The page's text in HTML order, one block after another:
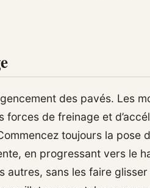
des pavés. Les
de freinage et
toujours la pose
en progressant vers le
autres, sans les faire